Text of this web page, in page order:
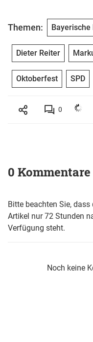
Themen:
Dieter Reiter
Oktoberfest SPD
0
0 Kommentare
Bitte beachten Sie,
Artikel nur 72 Stunden
Verfügung steht.
Noch keine